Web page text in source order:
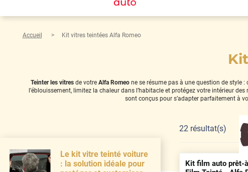
Accueil Kit vitres teintées Alfa Romeo
Teinter les vitresde votre Alfa Romeone se résume pas à une question de style
l’éblouissement, limitez la chaleur dans l’habitacle et protégez votre intérieur
sont conçus pour s’adapter parfaitement à
Le kit vitre teinté voiture
: la solution idéale pour
22 résultat(s)
Kit film auto prêt-